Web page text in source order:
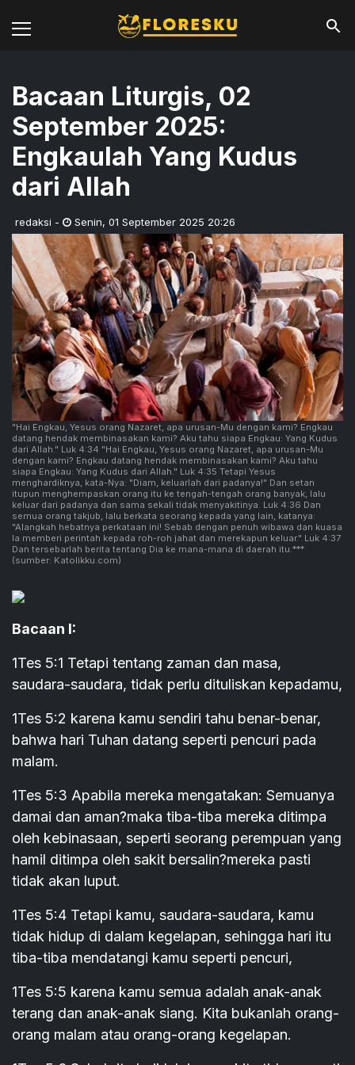
Bacaan Liturgis, 02
September 2025:
Engkaulah Yang Kudus
dari Allah
redaksi - Senin, 01 September 2025 20:26
"Hai Engkau, Yesus orang Nazaret, apa urusan-Mu dengan kami? Engkau
datang hendak membinasakan kami? Aku tahu siapa Engkau: Yang Kudus
dari Allah." Luk 4:34 "Hai Engkau, Yesus orang Nazaret, apa urusan-Mu
dengan kami? Engkau datang hendak membinasakan kami? Aku tahu
siapa Engkau: Yang Kudus dari Allah." Luk 4:35 Tetapi Yesus
menghardiknya, kata-Nya: "Diam, keluarlah dari padanya!" Dan setan
itupun menghempaskan orang itu ke tengah-tengah orang banyak, lalu
keluar dari padanya dan sama sekali tidak menyakitinya. Luk 4:36 Dan
semua orang takjub, lalu berkata seorang kepada yang lain, katanya:
"Alangkah hebatnya perkataan ini! Sebab dengan penuh wibawa dan kuasa
Ia memberi perintah kepada roh-roh jahat dan merekapun keluar." Luk 4:37
Dan tersebarlah berita tentang Dia ke mana-mana di daerah itu.***
(sumber: Katolikku.com)
Bacaan I:
1Tes 5:1 Tetapi tentang zaman dan masa,
saudara-saudara, tidak perlu dituliskan kepadamu,
1Tes 5:2 karena kamu sendiri tahu benar-benar,
bahwa hari Tuhan datang seperti pencuri pada
malam.
1Tes 5:3 Apabila mereka mengatakan: Semuanya
damai dan aman?maka tiba-tiba mereka ditimpa
oleh kebinasaan, seperti seorang perempuan yang
hamil ditimpa oleh sakit bersalin?mereka pasti
tidak akan luput.
1Tes 5:4 Tetapi kamu, saudara-saudara, kamu
tidak hidup di dalam kegelapan, sehingga hari itu
tiba-tiba mendatangi kamu seperti pencuri,
1Tes 5:5 karena kamu semua adalah anak-anak
terang dan anak-anak siang. Kita bukanlah orang-
orang malam atau orang-orang kegelapan.